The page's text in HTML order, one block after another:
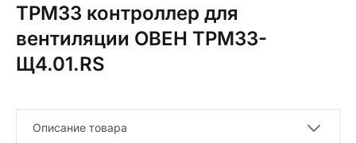
ТРМ33 контроллер для
вентиляции ОВЕН ТРМ33-
Щ4.01.RS
Описание товара